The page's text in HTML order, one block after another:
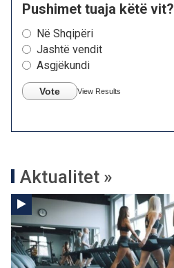
Pushimet tuaja këtë vit?
Në Shqipëri
Jashtë vendit
Asgjëkundi
Vote View Results
Aktualitet »